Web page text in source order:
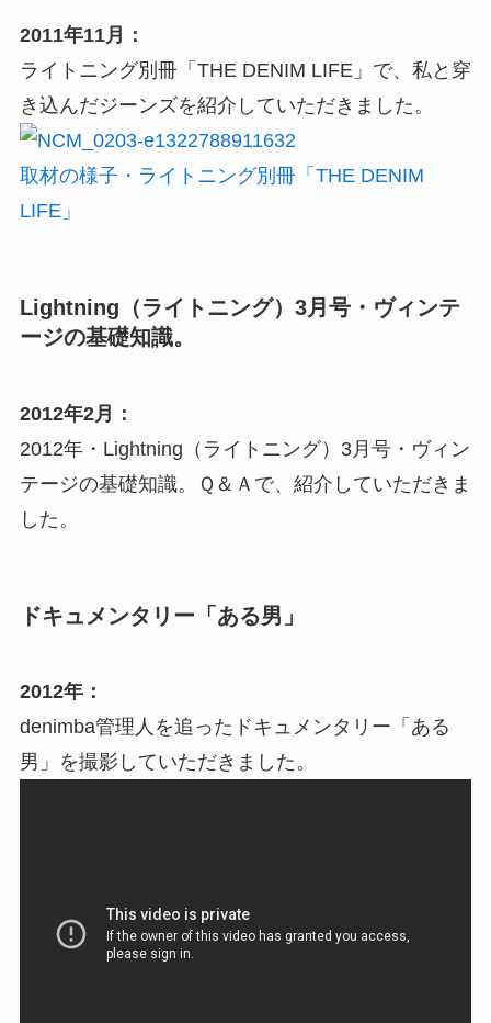
2011年11月：
ライトニング別冊「THE DENIM LIFE」で、私と穿
き込んだジーンズを紹介していただきました。
取材の様子・ライトニング別冊「THE DENIM
LIFE」
Lightning（ライトニング）3月号・ヴィンテ
ージの基礎知識。
2012年2月：
2012年・Lightning（ライトニング）3月号・ヴィン
テージの基礎知識。Ｑ＆Ａで、紹介していただきま
した。
ドキュメンタリー「ある男」
2012年：
denimba管理人を追ったドキュメンタリー「ある
男」を撮影していただきました。